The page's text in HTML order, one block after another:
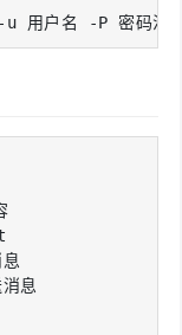
户名 -P 密码注意
息